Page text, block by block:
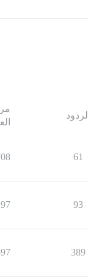
الردود
61
93
389